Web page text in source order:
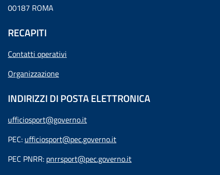
00187 ROMA
RECAPITI
Contatti operativi
Organizzazione
INDIRIZZI DI POSTA ELETTRONICA
ufficiosport@governo.it
PEC: ufficiosport@pec.governo.it
PEC PNRR: pnrrsport@pec.governo.it